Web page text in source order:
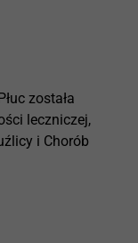
została
leczniczej,
i Chorób